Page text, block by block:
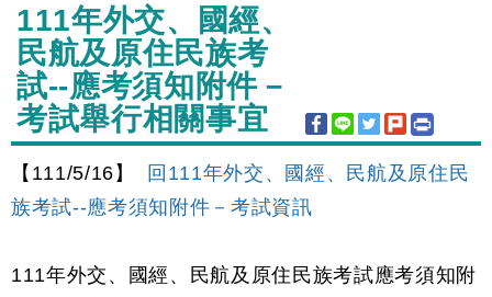
:::
111年外交、國經、
民航及原住民族考
試--應考須知附件－
考試舉行相關事宜
【111/5/16】
回111年外交、國經、民航及原住民
族考試--應考須知附件－考試資訊
111年外交、國經、民航及原住民族考試應考須知附